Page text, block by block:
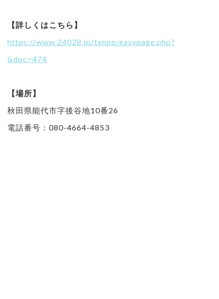
【詳しくはこちら】
https://www.24028.jp/tenpo/easypage.php?
&doc=474
【場所】
秋田県能代市字後谷地10番26
電話番号：080-4664-4853